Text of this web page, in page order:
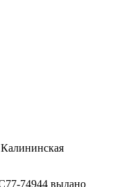
74944 выдано